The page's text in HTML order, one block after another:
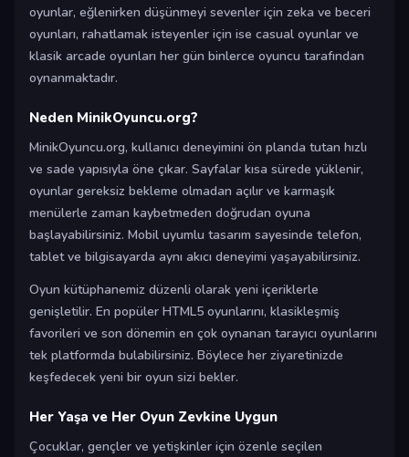
oyunlar, eğlenirken düşünmeyi sevenler için zeka ve beceri
oyunları, rahatlamak isteyenler için ise casual oyunlar ve
klasik arcade oyunları her gün binlerce oyuncu tarafından
oynanmaktadır.
Neden MinikOyuncu.org?
MinikOyuncu.org, kullanıcı deneyimini ön planda tutan hızlı
ve sade yapısıyla öne çıkar. Sayfalar kısa sürede yüklenir,
oyunlar gereksiz bekleme olmadan açılır ve karmaşık
menülerle zaman kaybetmeden doğrudan oyuna
başlayabilirsiniz. Mobil uyumlu tasarım sayesinde telefon,
tablet ve bilgisayarda aynı akıcı deneyimi yaşayabilirsiniz.
Oyun kütüphanemiz düzenli olarak yeni içeriklerle
genişletilir. En popüler HTML5 oyunlarını, klasikleşmiş
favorileri ve son dönemin en çok oynanan tarayıcı oyunlarını
tek platformda bulabilirsiniz. Böylece her ziyaretinizde
keşfedecek yeni bir oyun sizi bekler.
Her Yaşa ve Her Oyun Zevkine Uygun
Çocuklar, gençler ve yetişkinler için özenle seçilen